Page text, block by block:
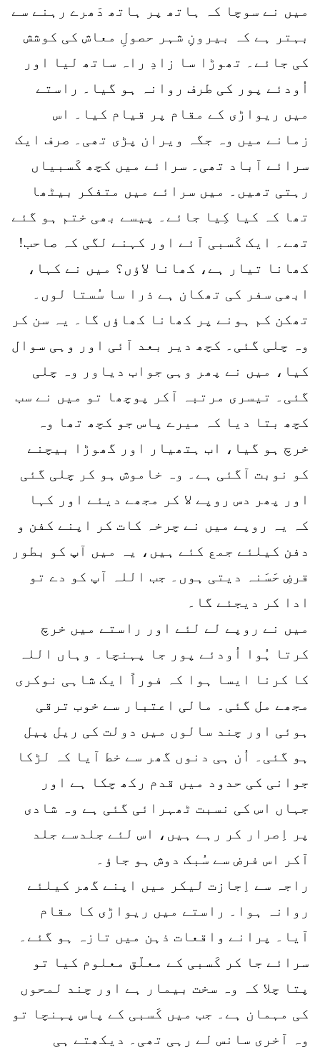
میں نے سوچا کہ ہاتھ پر ہاتھ دَھرے رہنے سے
بہتر ہے کہ بیرونِ شہر حصولِ معاش کی کوشش
کی جائے۔ تھوڑا سا زادِ راہ ساتھ لیا اور
اُودئے پور کی طرف روانہ ہو گیا۔ راستے
میں ریواڑی کے مقام پر قیام کیا۔ اس
زمانے میں وہ جگہ ویران پڑی تھی۔ صرف ایک
سرائے آباد تھی۔ سرائے میں کچھ کَسبیاں
رہتی تھیں۔ میں سرائے میں متفکر بیٹھا
تھا کہ کیا کِیا جائے۔ پیسے بھی ختم ہو گئے
تھے۔ ایک کَسبی آئے اور کہنے لگی کہ صاحب!
کھانا تیار ہے، کھانا لاؤں؟ میں نے کہا،
ابھی سفر کی تھکان ہے ذرا سا سُستا لوں۔
تھکن کم ہونے پر کھانا کھاؤں گا۔ یہ سن کر
وہ چلی گئی۔ کچھ دیر بعد آئی اور وہی سوال
کیا، میں نے پھر وہی جواب دیاور وہ چلی
گئی۔ تیسری مرتبہ آکر پوچھا تو میں نے سب
کچھ بتا دیا کہ میرے پاس جو کچھ تھا وہ
خرچ ہو گیا، اب ہتھیار اور گھوڑا بیچنے
کو نوبت آگئی ہے۔ وہ خاموش ہو کر چلی گئی
اور پھر دس روپے لا کر مجھے دیئے اور کہا
کہ یہ روپے میں نے چرخہ کات کر اپنے کفن و
دفن کیلئے جمع کئے ہیں، یہ میں آپ کو بطور
قرضِ حَسَنہ دیتی ہوں۔ جب اللہ آپ کو دے تو
ادا کر دیجئے گا۔
میں نے روپے لے لئے اور راستے میں خرچ
کرتا ہُوا اُودئے پور جا پہنچا۔ وہاں اللہ
کا کرنا ایسا ہوا کہ فوراً ایک شاہی نوکری
مجھے مل گئی۔ مالی اعتبار سے خوب ترقی
ہوئی اور چند سالوں میں دولت کی ریل پیل
ہو گئی۔ اُن ہی دنوں گھر سے خط آیا کہ لڑکا
جوانی کی حدود میں قدم رکھ چکا ہے اور
جہاں اس کی نسبت ٹھہرائی گئی ہے وہ شادی
پر اِصرار کر رہے ہیں، اس لئے جلدسے جلد
آکر اس فرض سے سُبک دوش ہو جاؤ۔
راجہ سے اِجازت لیکر میں اپنے گھر کیلئے
روانہ ہوا۔ راستے میں ریواڑی کا مقام
آیا۔ پرانے واقعات ذہن میں تازہ ہو گئے۔
سرائے جا کر کَسبی کے معلّق معلوم کیا تو
پتا چلا کہ وہ سخت بیمار ہے اور چند لمحوں
کی مہمان ہے۔ جب میں کَسبی کے پاس پہنچا تو
وہ آخری سانس لے رہی تھی۔ دیکھتے ہی